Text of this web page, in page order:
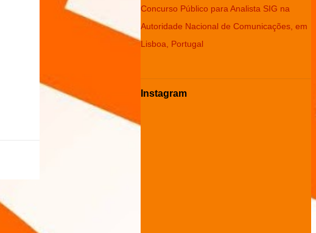
Concurso Público para Analista SIG na
Autoridade Nacional de Comunicações, em
Lisboa, Portugal
Instagram